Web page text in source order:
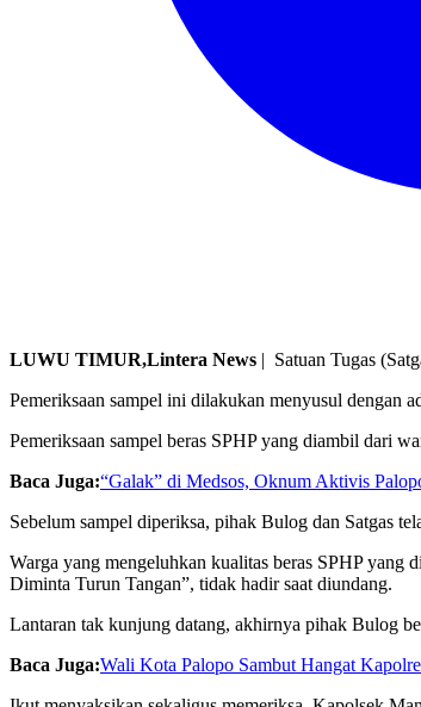
LUWU TIMUR,Lintera News | Satuan Tugas
Pemeriksaan sampel ini dilakukan menyusul dengan
Pemeriksaan sampel beras SPHP yang diambil dari
Baca Juga:“Galak” di Medsos, Oknum Aktivis
Sebelum sampel diperiksa, pihak Bulog dan Satgas
Warga yang mengeluhkan kualitas beras SPHP yang
Diminta Turun Tangan”, tidak hadir saat diundang.
Lantaran tak kunjung datang, akhirnya pihak Bulog
Baca Juga:Wali Kota Palopo Sambut Hangat